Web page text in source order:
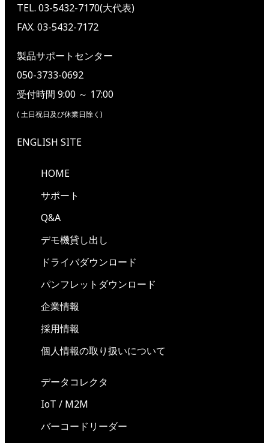
TEL. 03-5432-7170(大代表)
FAX. 03-5432-7172
製品サポートセンター
050-3733-0692
受付時間 9:00 ～ 17:00
( 土日祝日及び休業日除く)
ENGLISH SITE
HOME
サポート
Q&A
デモ機貸し出し
ドライバダウンロード
パンフレットダウンロード
企業情報
採用情報
個人情報の取り扱いについて
データコレクタ
IoT / M2M
バーコードリーダー